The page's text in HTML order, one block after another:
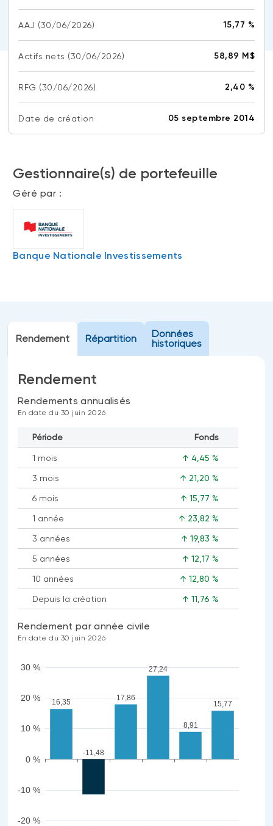
(FNB)
À propos des FNB BNI
FNB de rotation thématique BNI (NTHM)
FNB durables
SOLUTIONS DE PORTEFEUILLE
Portefeuilles Méritage
Portefeuilles durables BNI
SOLUTIONS DE LIQUIDITÉ
CPG à taux fixe
Actions
Fonds équilibré
Marché monétaire
Revenu fixe
Alternatif
TYPES DE CONTENU
Articles
Balados
Vidéos
Livres blancs
DOCUMENTS RÉGLEMENTAIRES
Prospectus
Rapports annuels
Aperçus de fonds
Vote par procuration
Relevés SPEP
d’intérêts (PDF)
Portail de formation continue
Énoncé politique de placement
(Portefeuilles Méritage)
AAJ (30/06/2026) 15,77 %
Actifs nets (30/06/2026) 58,89 M$
RFG (30/06/2026) 2,40 %
Date de création 05 septembre 2014
Gestionnaire(s) de portefeuille
Géré par :
Banque Nationale Investissements
Rendement Répartition
Données
historiques
Rendement
Rendements annualisés
En date du 30 juin 2026
Période Fonds
1 mois ↑ 4,45 %
3 mois ↑ 21,20 %
6 mois ↑ 15,77 %
1 année ↑ 23,82 %
3 années ↑ 19,83 %
5 années ↑ 12,17 %
10 années ↑ 12,80 %
Depuis la création ↑ 11,76 %
Rendement par année civile
En date du 30 juin 2026
-20 %
-10 %
0 %
10 %
20 %
30 %
16,35
-11,48
17,86
27,24
8,91
15,77